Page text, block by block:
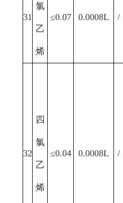
31
氯
乙
烯
≤0.07 0.0008L /
32
四
氯
乙
烯
≤0.04 0.0008L /